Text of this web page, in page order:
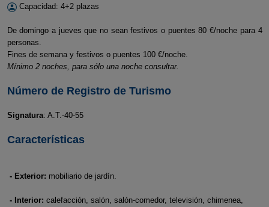
Capacidad: 4+2 plazas
De domingo a jueves que no sean festivos o puentes 80 €/noche para 4
personas.
Fines de semana y festivos o puentes 100 €/noche.
Mínimo 2 noches, para sólo una noche consultar.
Número de Registro de Turismo
Signatura: A.T.-40-55
Características
- Exterior: mobiliario de jardín.
- Interior: calefacción, salón, salón-comedor, televisión, chimenea,